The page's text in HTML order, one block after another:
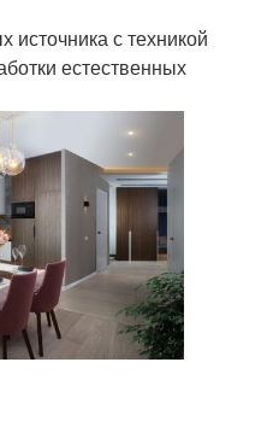
источника с техникой
естественных